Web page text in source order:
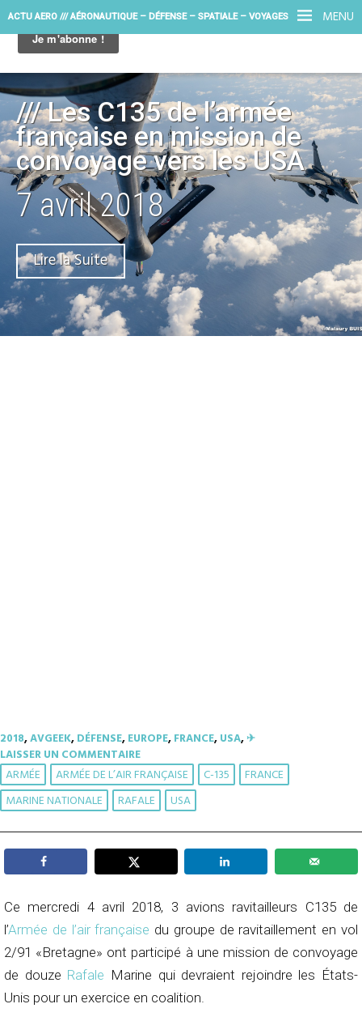
MENU
ACTU AERO /// AÉRONAUTIQUE – DÉFENSE – SPATIALE – VOYAGES
/// Les C135 de l’armée
française en mission de
convoyage vers les USA
7 avril 2018
Lire la Suite
2018,AVGEEK,DÉFENSE,EUROPE,FRANCE,USA,✈︎
LAISSER UN COMMENTAIRE
ARMÉE ARMÉE DE L’AIR FRANÇAISE C-135
FRANCE
MARINE NATIONALE
RAFALE USA
Ce mercredi 4 avril 2018, 3 avions ravitailleurs C135 de
l’Armée de l’air française du groupe de ravitaillement en vol
2/91 «Bretagne» ont participé à une mission de convoyage
de douze Rafale Marine qui devraient rejoindre les États-
Unis pour un exercice en coalition.